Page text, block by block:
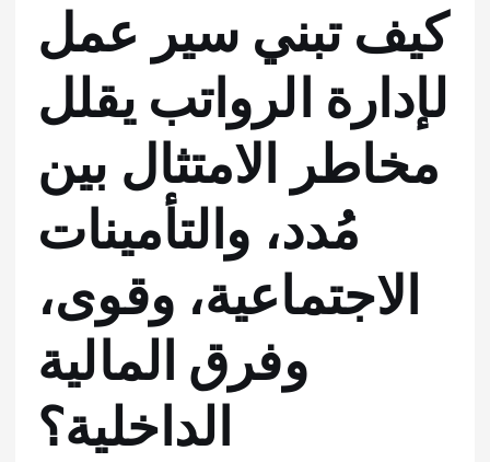
كيف تبني سير عمل
لإدارة الرواتب يقلل
مخاطر الامتثال بين
مُدد، والتأمينات
الاجتماعية، وقوى،
وفرق المالية
الداخلية؟